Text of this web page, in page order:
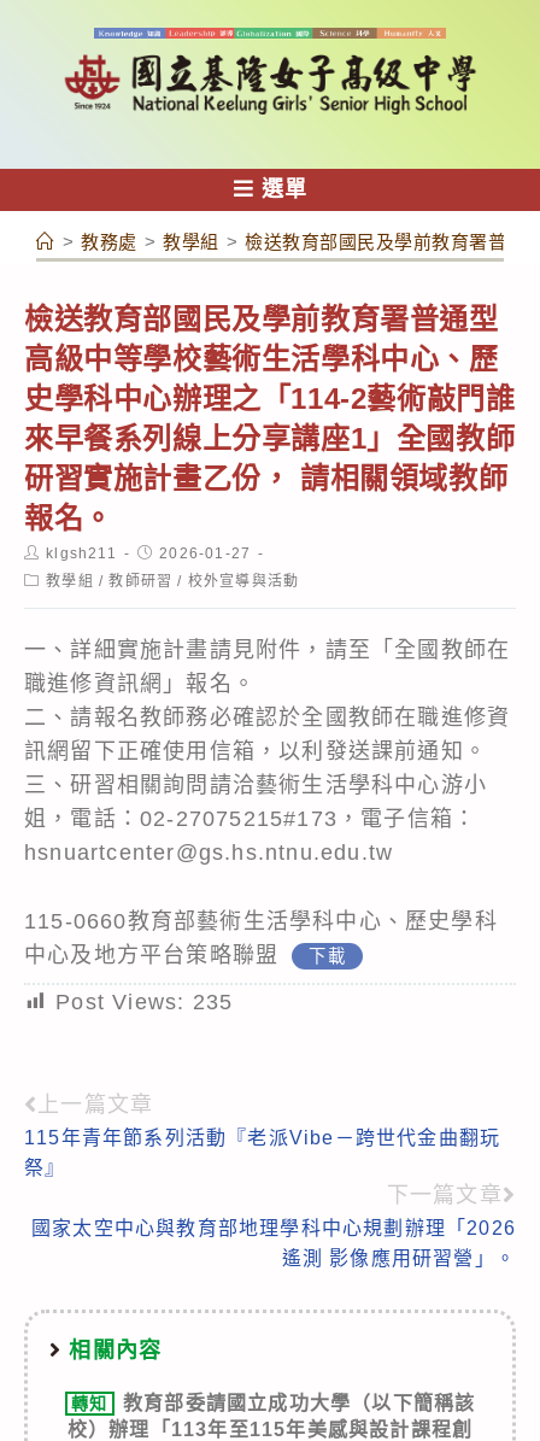
容
選單
> 教務處 > 教學組 > 檢送教育部國民及學前教育署普通
檢送教育部國民及學前教育署普通型
高級中等學校藝術生活學科中心、歷
史學科中心辦理之「114-2藝術敲門誰
來早餐系列線上分享講座1」全國教師
研習實施計畫乙份， 請相關領域教師
報名。
Post
author:
klgsh211
Post
published:
2026-01-27
Post教學組 / 教師研習 / 校外宣導與活動
一、詳細實施計畫請見附件，請至「全國教師在
職進修資訊網」報名。
二、請報名教師務必確認於全國教師在職進修資
訊網留下正確使用信箱，以利發送課前通知。
三、研習相關詢問請洽藝術生活學科中心游小
姐，電話：02-27075215#173，電子信箱：
hsnuartcenter@gs.hs.ntnu.edu.tw
115-0660教育部藝術生活學科中心、歷史學科
中心及地方平台策略聯盟
下載
Post Views: 235
Read
more
上一篇文章
115年青年節系列活動『老派Vibe－跨世代金曲翻玩
祭』
下一篇文章
國家太空中心與教育部地理學科中心規劃辦理「2026
遙測 影像應用研習營」。
相關內容
轉知
教育部委請國立成功大學（以下簡稱該
校）辦理「113年至115年美感與設計課程創